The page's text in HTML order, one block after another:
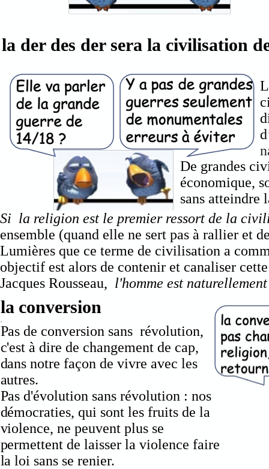
Si la religion est le premier ressort de la
ensemble (quand elle ne sert pas à rallier et
Lumières que ce terme de civilisation a
objectif est alors de contenir et canaliser
Jacques Rousseau, l'homme est
la der des der sera la civilisation
la conversion
Pas de conversion sans révolution,
c'est à dire de changement de cap,
dans notre façon de vivre avec les
autres.
Pas d'évolution sans révolution : nos
démocraties, qui sont les fruits de la
violence, ne peuvent plus se
permettent de laisser la violence faire
la loi sans se renier.
De grandes
économique,
sans atteindre